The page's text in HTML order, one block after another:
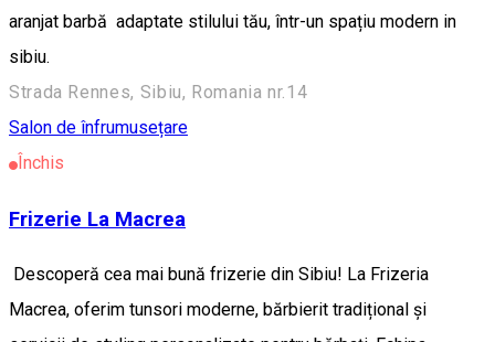
aranjat barbă adaptate stilului tău, într-un spațiu modern in
sibiu.
Strada Rennes, Sibiu, Romania nr.14
Salon de înfrumusețare
Închis
Frizerie La Macrea
Descoperă cea mai bună frizerie din Sibiu! La Frizeria
Macrea, oferim tunsori moderne, bărbierit tradițional și